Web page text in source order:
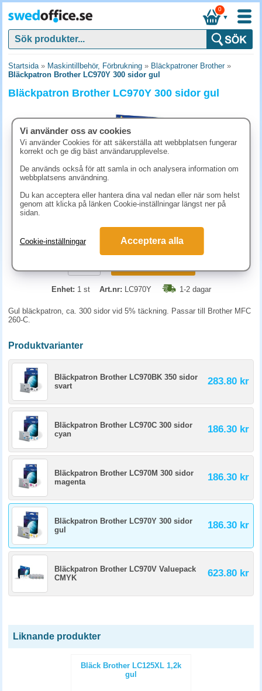
▼
0
Startsida» Maskintillbehör, Förbrukning » Bläckpatroner Brother»
Bläckpatron Brother LC970Y 300 sidor gul
Bläckpatron Brother LC970Y 300 sidor gul
186.30 kr (inkl. moms)
Enhet: 1 st Art.nr: LC970Y 1-2 dagar
Gul bläckpatron, ca. 300 sidor vid 5% täckning. Passar till Brother MFC
260-C.
Produktvarianter
Bläckpatron Brother LC970BK 350 sidor
svart
283.80 kr
Bläckpatron Brother LC970C 300 sidor
cyan
186.30 kr
Bläckpatron Brother LC970M 300 sidor
magenta
186.30 kr
Bläckpatron Brother LC970Y 300 sidor
gul
186.30 kr
Bläckpatron Brother LC970V Valuepack
CMYK
623.80 kr
Liknande produkter
Bläck Brother LC125XL 1,2k
gul
Vi använder oss av cookies
Vi använder Cookies för att säkerställa att webbplatsen fungerar
korrekt och ge dig bäst användarupplevelse.
De används också för att samla in och analysera information om
webbplatsens användning.
Du kan acceptera eller hantera dina val nedan eller när som helst
genom att klicka på länken Cookie-inställningar längst ner på
sidan.
Cookie-inställningar Acceptera alla